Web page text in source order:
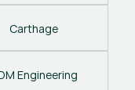
Carthage
Engineering